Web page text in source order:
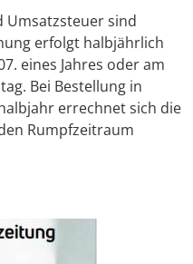
Umsatzsteuer sind
erfolgt halbjährlich
eines Jahres oder am
Bei Bestellung in
errechnet sich die
Rumpfzeitraum